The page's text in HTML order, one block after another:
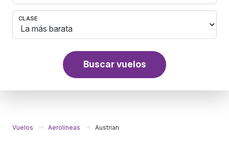
CLASE
Buscar vuelos
Vuelos Aerolíneas Austrian